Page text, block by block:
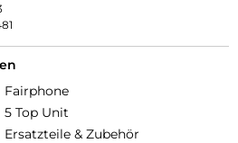
Fairphone
5 Top Unit
Ersatzteile & Zubehör